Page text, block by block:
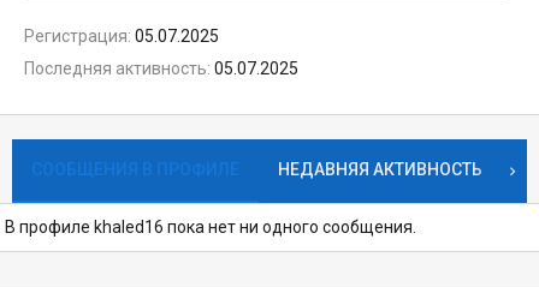
Регистрация 05.07.2025
Последняя активность 05.07.2025
СООБЩЕНИЯ В ПРОФИЛЕ НЕДАВНЯЯ АКТИВНОСТЬ
В профиле khaled16 пока нет ни одного сообщения.